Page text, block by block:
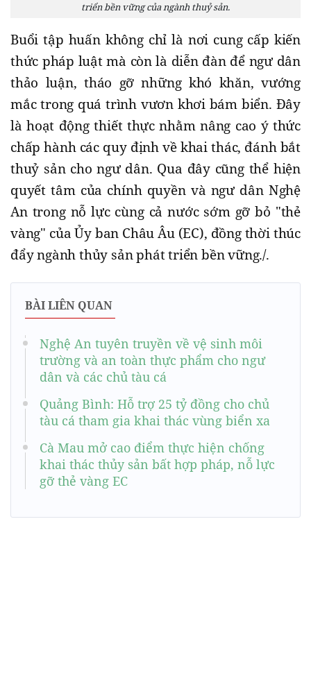
triển bền vững của ngành thuỷ sản.
Buổi tập huấn không chỉ là nơi cung cấp kiến
thức pháp luật mà còn là diễn đàn để ngư dân
thảo luận, tháo gỡ những khó khăn, vướng
mắc trong quá trình vươn khơi bám biển. Đây
là hoạt động thiết thực nhằm nâng cao ý thức
chấp hành các quy định về khai thác, đánh bắt
thuỷ sản cho ngư dân. Qua đây cũng thể hiện
quyết tâm của chính quyền và ngư dân Nghệ
An trong nỗ lực cùng cả nước sớm gỡ bỏ "thẻ
vàng" của Ủy ban Châu Âu (EC), đồng thời thúc
đẩy ngành thủy sản phát triển bền vững./.
BÀI LIÊN QUAN
Nghệ An tuyên truyền về vệ sinh môi
trường và an toàn thực phẩm cho ngư
dân và các chủ tàu cá
Quảng Bình: Hỗ trợ 25 tỷ đồng cho chủ
tàu cá tham gia khai thác vùng biển xa
Cà Mau mở cao điểm thực hiện chống
khai thác thủy sản bất hợp pháp, nỗ lực
gỡ thẻ vàng EC